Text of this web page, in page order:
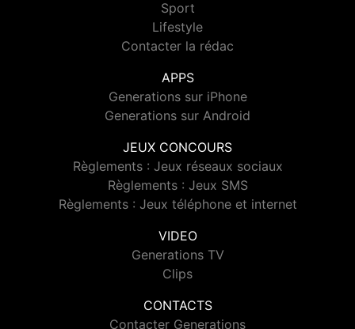
Sport
Lifestyle
Contacter la rédac
APPS
Generations sur iPhone
Generations sur Android
JEUX CONCOURS
Règlements : Jeux réseaux sociaux
Règlements : Jeux SMS
Règlements : Jeux téléphone et internet
VIDEO
Generations TV
Clips
CONTACTS
Contacter Generations